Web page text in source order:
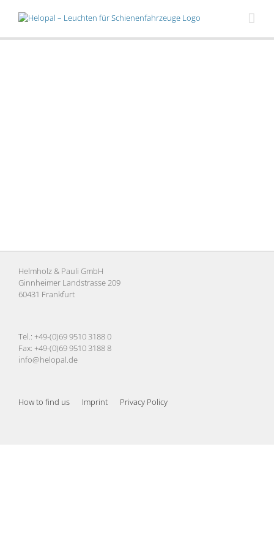
Helmholz & Pauli GmbH
Ginnheimer Landstrasse 209
60431 Frankfurt
Tel.: +49-(0)69 9510 3188 0
Fax: +49-(0)69 9510 3188 8
info@helopal.de
How to find us Imprint Privacy Policy